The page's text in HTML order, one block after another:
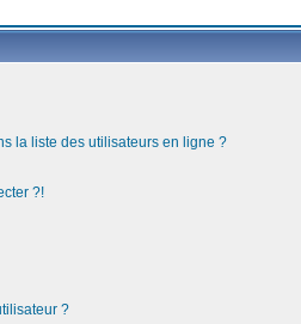
la liste des utilisateurs en ligne ?
?!
?